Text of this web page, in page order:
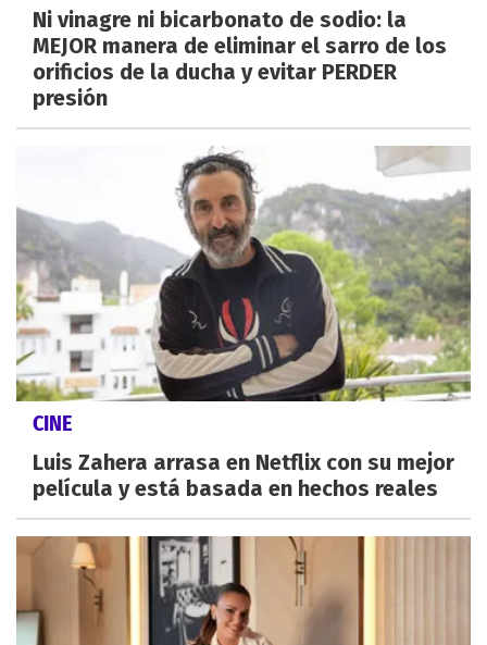
Ni vinagre ni bicarbonato de sodio: la
MEJOR manera de eliminar el sarro de los
orificios de la ducha y evitar PERDER
presión
CINE
Luis Zahera arrasa en Netflix con su mejor
película y está basada en hechos reales